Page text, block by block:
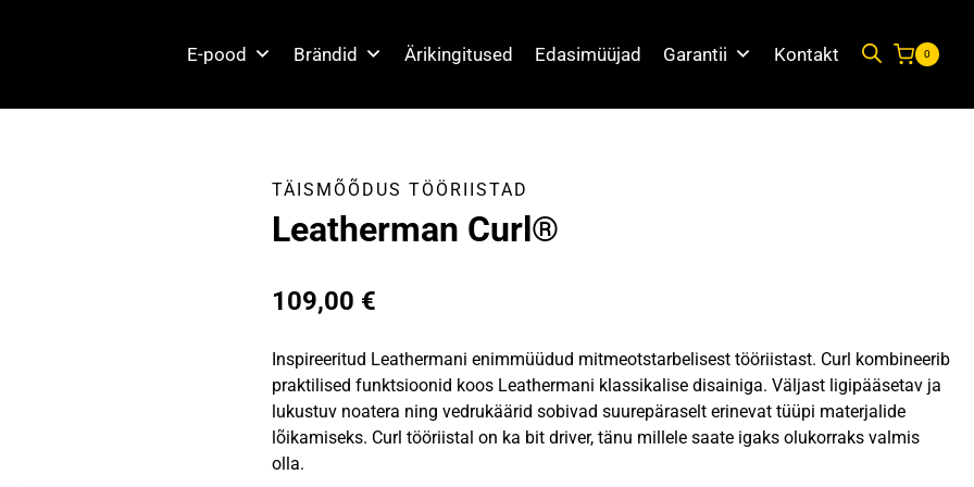
E-pood Brändid Ärikingitused Edasimüüjad Garantii Kontakt 0
TÄISMÕÕDUS TÖÖRIISTAD
Leatherman Curl®
109,00 €
Inspireeritud Leathermani enimmüüdud mitmeotstarbelisest tööriistast. Curl kombineerib
praktilised funktsioonid koos Leathermani klassikalise disainiga. Väljast ligipääsetav ja
lukustuv noatera ning vedrukäärid sobivad suurepäraselt erinevat tüüpi materjalide
lõikamiseks. Curl tööriistal on ka bit driver, tänu millele saate igaks olukorraks valmis
olla.